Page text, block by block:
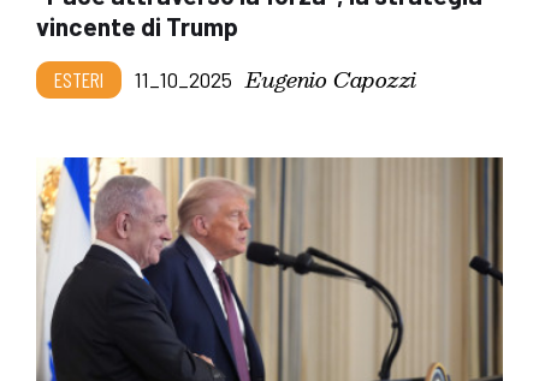
vincente di Trump
ESTERI 11_10_2025 Eugenio Capozzi